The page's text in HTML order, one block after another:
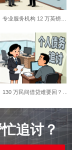
专业服务机构 12 万英镑…
130 万民间借贷难要回？…
追讨？​